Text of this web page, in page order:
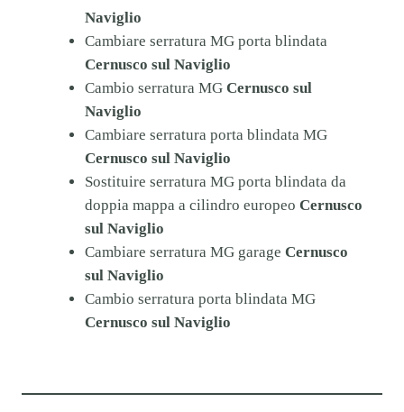
Naviglio
Cambiare serratura MG porta blindata
Cernusco sul Naviglio
Cambio serratura MGCernusco sul
Naviglio
Cambiare serratura porta blindata MG
Cernusco sul Naviglio
Sostituire serratura MG porta blindata da
doppia mappa a cilindro europeo Cernusco
sul Naviglio
Cambiare serratura MG garage Cernusco
sul Naviglio
Cambio serratura porta blindata MG
Cernusco sul Naviglio